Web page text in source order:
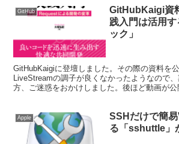
GitHub
GitHubKaigi資
践入門は活用
ック」
GitHubKaigiに登壇しました。その際の資料を
LiveStreamの調子が良くなかったようなので
方、ご迷惑をおかけしました。後ほど動画が公
Apple
SSHだけで簡
る「sshuttle」